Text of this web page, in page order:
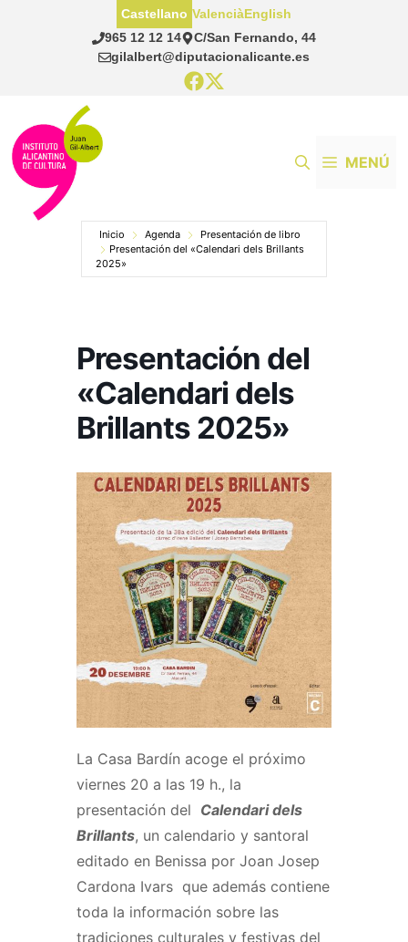
965 12 12 14
C/San Fernando, 44
gilalbert@diputacionalicante.es
Castellano ValenciàEnglish
MENÚ
Inicio Agenda
Presentación de libro
Presentación del «Calendari dels Brillants
2025»
Presentación del
«Calendari dels
Brillants 2025»
La Casa Bardín acoge el próximo
viernes 20 a las 19 h., la
presentación del Calendari dels
Brillants, un calendario y santoral
editado en Benissa por Joan Josep
Cardona Ivars que además contiene
toda la información sobre las
tradiciones culturales y festivas del